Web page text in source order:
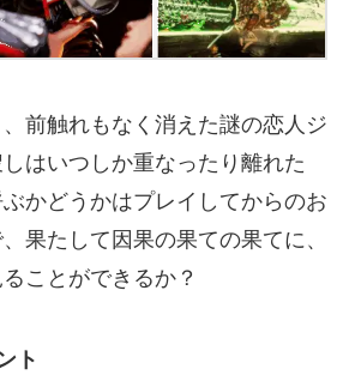
前触れもなく消えた謎の恋人ジ
はいつしか重なったり離れた
かどうかはプレイしてからのお
果たして因果の果ての果てに、
ことができるか？
ト